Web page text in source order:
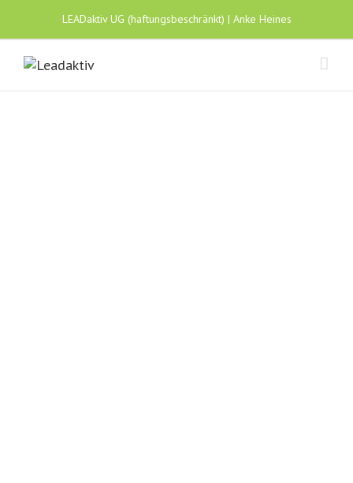
LEADaktiv UG (haftungsbeschränkt) | Anke Heines